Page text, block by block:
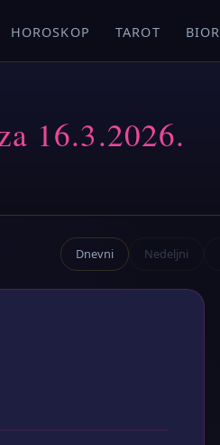
HOROSKOP TAROT
16.3.2026.
Dnevni Nedeljni